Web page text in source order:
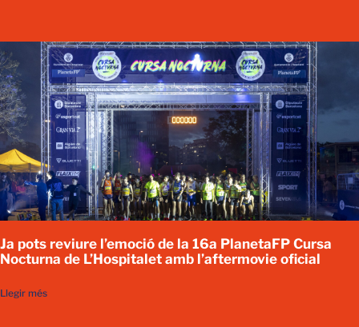
Ja pots reviure l’emoció de la 16a PlanetaFP Cursa
Nocturna de L’Hospitalet amb l’aftermovie oficial
Llegir més